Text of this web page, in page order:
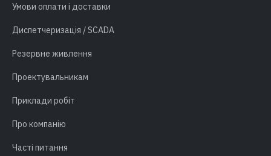
Умови оплати і доставки
Диспетчеризація / SCADA
Резервне живлення
Проектувальникам
Приклади робіт
Про компанію
Часті питання